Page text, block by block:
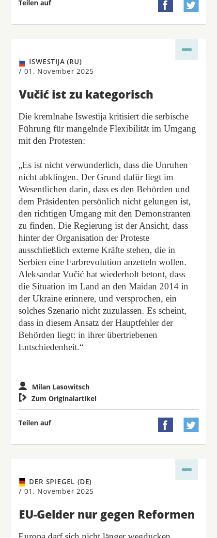
Teilen auf  
ISWESTIJA (RU)
/ 01. November 2025
Vučić ist zu kategorisch
Die kremlnahe Iswestija kritisiert die serbische
Führung für mangelnde Flexibilität im Umgang
mit den Protesten:
„Es ist nicht verwunderlich, dass die Unruhen
nicht abklingen. Der Grund dafür liegt im
Wesentlichen darin, dass es den Behörden und
dem Präsidenten persönlich nicht gelungen ist,
den richtigen Umgang mit den Demonstranten
zu finden. Die Regierung ist der Ansicht, dass
hinter der Organisation der Proteste
ausschließlich externe Kräfte stehen, die in
Serbien eine Farbrevolution anzetteln wollen.
Aleksandar Vučić hat wiederholt betont, dass
die Situation im Land an den Maidan 2014 in
der Ukraine erinnere, und versprochen, ein
solches Szenario nicht zuzulassen. Es scheint,
dass in diesem Ansatz der Hauptfehler der
Behörden liegt: in ihrer übertriebenen
Entschiedenheit.“
Milan Lasowitsch
 Zum Originalartikel
Teilen auf  
DER SPIEGEL (DE)
/ 01. November 2025
EU-Gelder nur gegen Reformen